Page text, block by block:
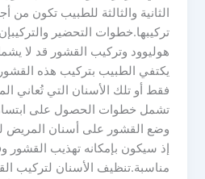
الثانية والثالثة للطبيب تكون من
تركيبها.خطوات التحضير
هوليوود وتركيب القشور قد لا
يكتفي الطبيب بتركيب هذه القشور
فقط أو تلك الأسنان التي تُعاني
تشمل خطوات الحصول على
وضع القشور على أسنان المريض
إذ سيكون بإمكانه تهذيب
مناسبة.تنظيف الأسنان لتركيب